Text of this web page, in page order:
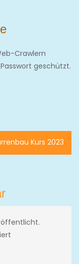
Crawlern
geschützt.
Kurs 2023